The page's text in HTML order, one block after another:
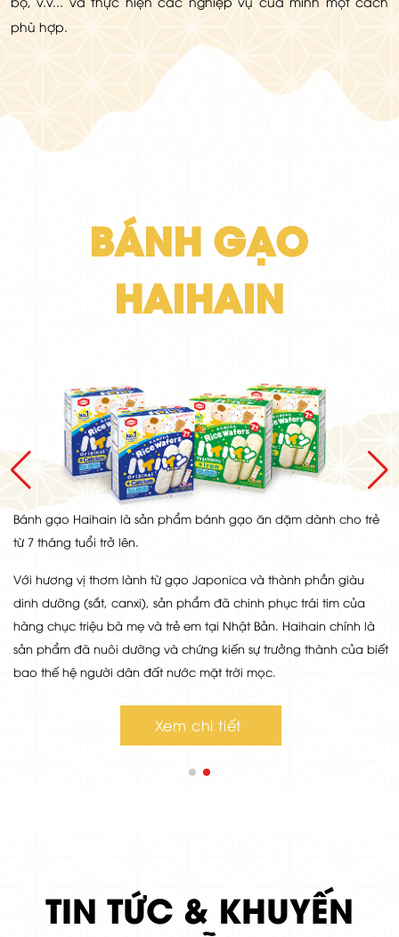
phù hợp.
BÁNH GẠO
HAIHAIN
Bánh gạo Haihain là sản phẩm bánh gạo ăn dặm dành cho trẻ
từ 7 tháng tuổi trở lên.
Với hương vị thơm lành từ gạo Japonica và thành phần giàu
dinh dưỡng (sắt, canxi), sản phẩm đã chinh phục trái tim của
hàng chục triệu bà mẹ và trẻ em tại Nhật Bản. Haihain chính là
sản phẩm đã nuôi dưỡng và chứng kiến sự trưởng thành của biết
bao thế hệ người dân đất nước mặt trời mọc.
Xem chi tiết
TIN TỨC & KHUYẾN